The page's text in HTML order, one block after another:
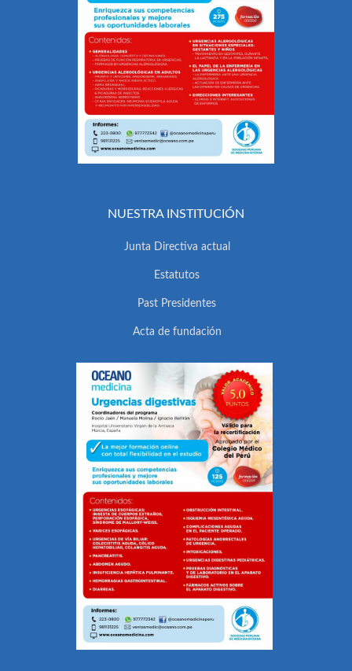
NUESTRA INSTITUCIÓN
Junta Directiva actual
Estatutos
Past Presidentes
Acta de fundación